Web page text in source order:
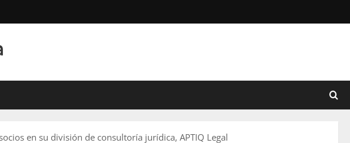
en su división de consultoría jurídica, APTIQ Legal